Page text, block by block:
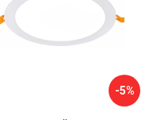
-5%